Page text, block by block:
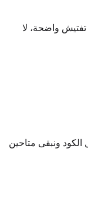
واضحة، لا
ونبقى متاحين